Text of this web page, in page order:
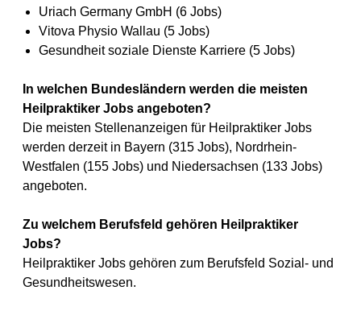
Uriach Germany GmbH (6 Jobs)
Vitova Physio Wallau (5 Jobs)
Gesundheit soziale Dienste Karriere (5 Jobs)
In welchen Bundesländern werden die meisten
Heilpraktiker Jobs angeboten?
Die meisten Stellenanzeigen für Heilpraktiker Jobs
werden derzeit in Bayern (315 Jobs), Nordrhein-
Westfalen (155 Jobs) und Niedersachsen (133 Jobs)
angeboten.
Zu welchem Berufsfeld gehören Heilpraktiker
Jobs?
Heilpraktiker Jobs gehören zum Berufsfeld Sozial- und
Gesundheitswesen.